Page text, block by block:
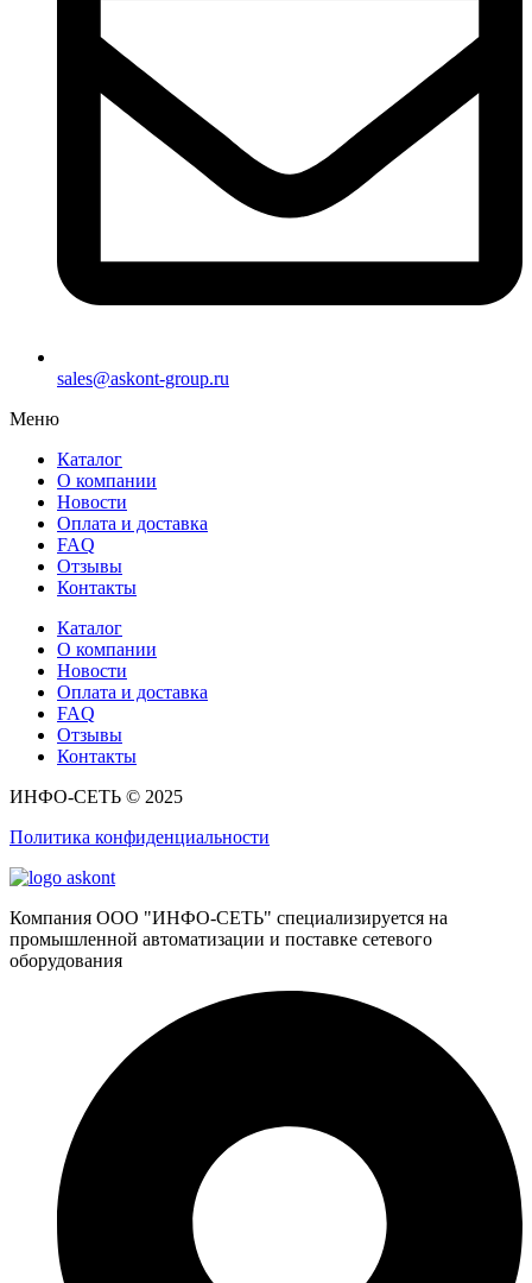
sales@askont-group.ru
Меню
Каталог
О компании
Новости
Оплата и доставка
FAQ
Отзывы
Контакты
Каталог
О компании
Новости
Оплата и доставка
FAQ
Отзывы
Контакты
ИНФО-СЕТЬ © 2025
Политика конфиденциальности
Компания ООО "ИНФО-СЕТЬ" специализируется на
промышленной автоматизации и поставке сетевого
оборудования